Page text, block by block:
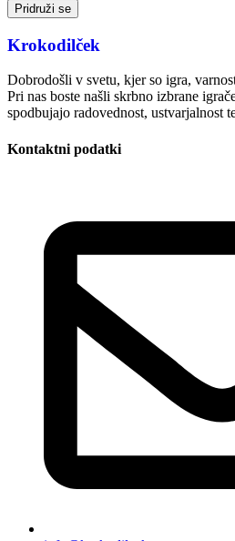
Pridruži se
Krokodilček
Dobrodošli v svetu, kjer so igra,
Pri nas boste našli skrbno izbrane
spodbujajo radovednost, ustvarjalnost
Kontaktni podatki